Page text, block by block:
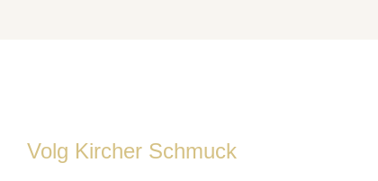
Volg Kircher Schmuck